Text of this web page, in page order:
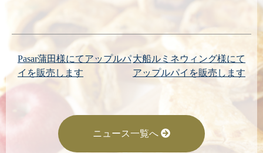
投
稿
Pasar蒲田様にてアップルパ
イを販売します
大船ルミネウィング様にて
アップルパイを販売します
ニュース一覧へ